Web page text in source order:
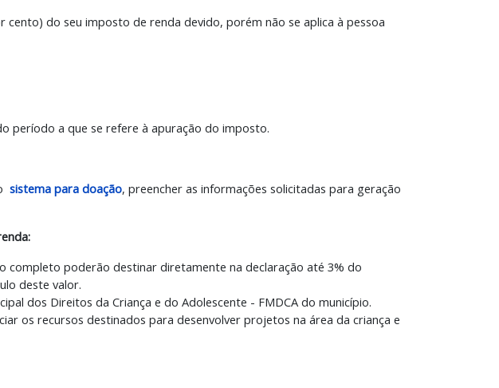
cento) do seu imposto de renda devido, porém não se aplica à pessoa
período a que se refere à apuração do imposto.
sistema para doação, preencher as informações solicitadas para geração
completo poderão destinar diretamente na declaração até 3% do
deste valor.
dos Direitos da Criança e do Adolescente - FMDCA do município.
os recursos destinados para desenvolver projetos na área da criança e